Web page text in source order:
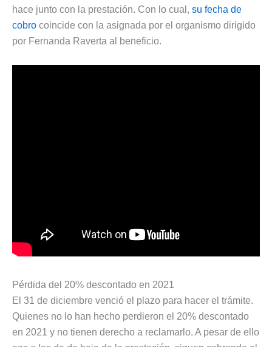
hace junto con la prestación. Con lo cual, su fecha de
cobro coincide con la asignada por el organismo dirigido
por Fernanda Raverta al beneficio.
Pérdida del 20% descontado en 2021
El 31 de diciembre venció el plazo para hacer el trámite.
Quienes no lo han hecho perdieron el 20% descontado
en 2021 y no tienen derecho a reclamarlo. A pesar de ello